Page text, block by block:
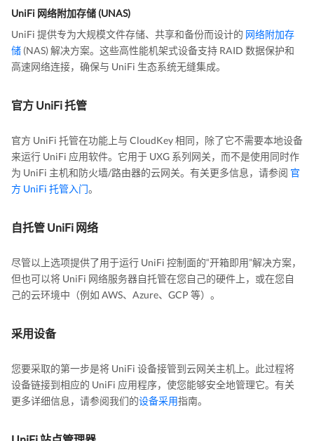
UniFi 网络附加存储 (UNAS)
UniFi 提供专为大规模文件存储、共享和备份而设计的 网络附加存
储 (NAS) 解决方案。这些高性能机架式设备支持 RAID 数据保护和
高速网络连接，确保与 UniFi 生态系统无缝集成。
官方 UniFi 托管
官方 UniFi 托管在功能上与 CloudKey 相同，除了它不需要本地设备
来运行 UniFi 应用软件。它用于 UXG 系列网关，而不是使用同时作
为 UniFi 主机和防火墙/路由器的云网关。有关更多信息，请参阅 官
方 UniFi 托管入门。
自托管 UniFi 网络
尽管以上选项提供了用于运行 UniFi 控制面的“开箱即用”解决方案，
但也可以将 UniFi 网络服务器自托管在您自己的硬件上，或在您自
己的云环境中（例如 AWS、Azure、GCP 等）。
采用设备
您要采取的第一步是将 UniFi 设备接管到云网关主机上。此过程将
设备链接到相应的 UniFi 应用程序，使您能够安全地管理它。有关
更多详细信息，请参阅我们的设备采用指南。